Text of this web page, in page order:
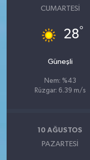
CUMARTESI
28°
Güneşli
Nem: %43
Rüzgar: 6.39 m/s
10 AĞUSTOS
PAZARTESI